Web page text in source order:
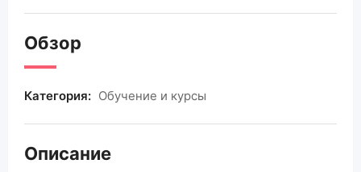
Обзор
Категория: Обучение и курсы
Описание